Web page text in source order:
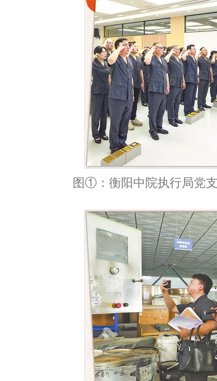
图①：衡阳中院执行局党